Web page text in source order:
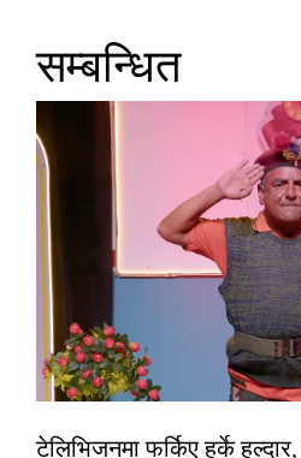
सम्बन्धित
टेलिभिजनमा फर्किए हर्के